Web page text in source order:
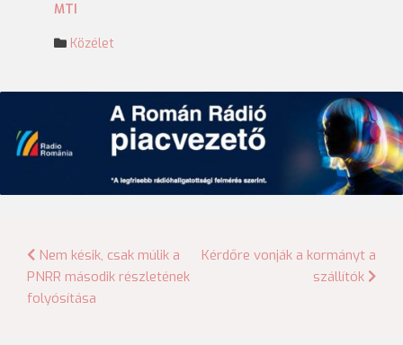
MTI
Közélet
Bejegyzés
navigáció
Nem késik, csak múlik a
PNRR második részletének
folyósítása
Kérdőre vonják a kormányt a
szállítók